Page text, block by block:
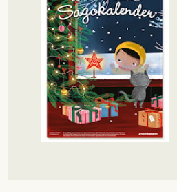
favoriter – en berättelse om dagen
ända fram till julafton.
Bakom luckorna finns texter och
bilder från några av våra främsta
barnboksskapare: Jujja Wieslander,
Emma Adbåge, Ingelin Angerborn,
Pernilla Stalfelt, Björn Bergenholtz,
Lennart Hellsing och många fler.En
generös och innehållsrik kalender
som blir en självklar del av julens
högläsning.